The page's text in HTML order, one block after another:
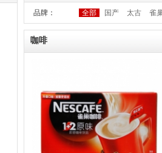
品牌： 全部 国产 太古 雀
咖啡